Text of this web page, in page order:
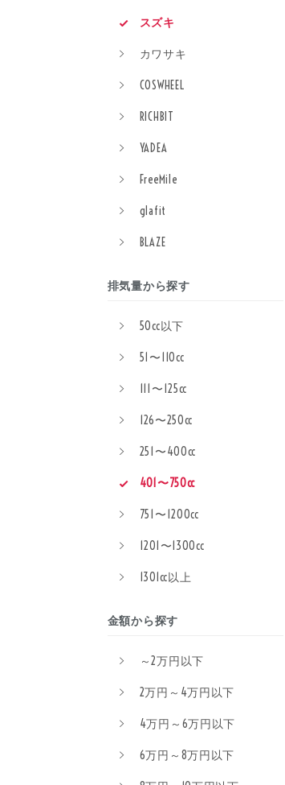
スズキ
カワサキ
COSWHEEL
RICHBIT
YADEA
FreeMile
glafit
BLAZE
排気量から探す
50cc以下
51〜110cc
111〜125cc
126〜250cc
251〜400cc
401〜750cc
751〜1200cc
1201〜1300cc
1301cc以上
金額から探す
～2万円以下
2万円～4万円以下
4万円～6万円以下
6万円～8万円以下